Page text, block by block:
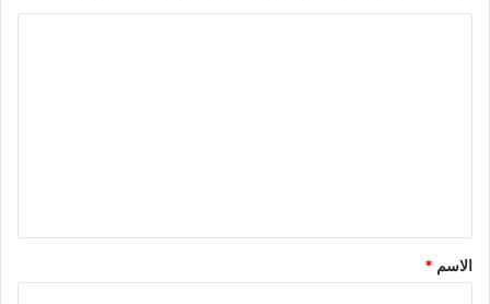
*
الاسم *